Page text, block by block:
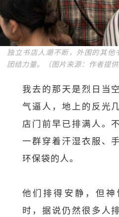
独立书店人潮不断，外围的其
团结力量。（图片来源：作者提供
我去的那天是烈日当
气逼人，地上的反光
店门前早已排满人。
一群穿着汗湿衣服、
环保袋的人。
他们排得安静，但
时，据说仍然很多人